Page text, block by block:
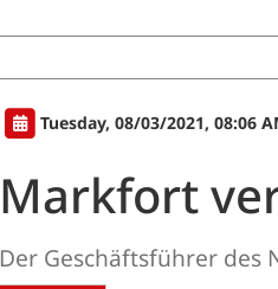
Tuesday, 08/03/2021, 08:06
Markfort
Der Geschäftsführer